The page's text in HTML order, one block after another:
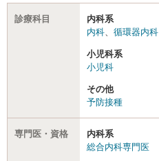
診療科目
内科系
内科、 循環器内科
小児科系
小児科
その他
予防接種
専門医・資格
内科系
総合内科専門医